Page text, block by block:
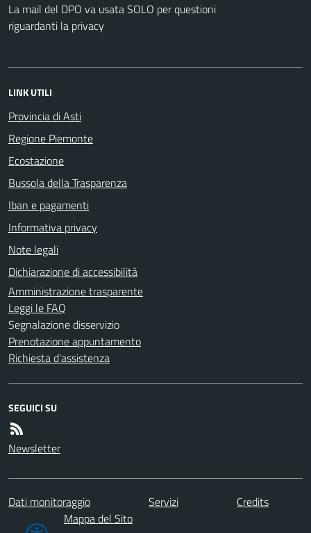
La mail del DPO va usata SOLO per questioni
riguardanti la privacy
LINK UTILI
Provincia di Asti
Regione Piemonte
Ecostazione
Bussola della Trasparenza
Iban e pagamenti
Informativa privacy
Note legali
Dichiarazione di accessibilità
Amministrazione trasparente
Leggi le FAQ
Segnalazione disservizio
Prenotazione appuntamento
Richiesta d'assistenza
SEGUICI SU
Newsletter
Dati monitoraggio Servizi
Credits
Mappa del Sito